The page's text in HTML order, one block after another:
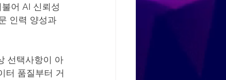
어 AI 신뢰성
인력 양성과
선택사항이 아
터 품질부터 거